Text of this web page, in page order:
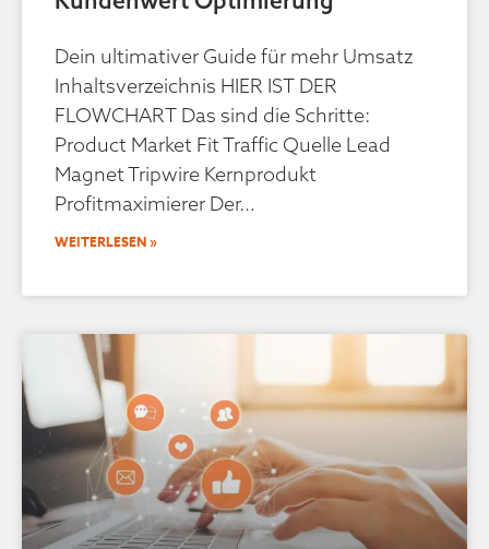
Dein ultimativer Guide für mehr Umsatz
Inhaltsverzeichnis HIER IST DER
FLOWCHART Das sind die Schritte:
Product Market Fit Traffic Quelle Lead
Magnet Tripwire Kernprodukt
Profitmaximierer Der
WEITERLESEN »